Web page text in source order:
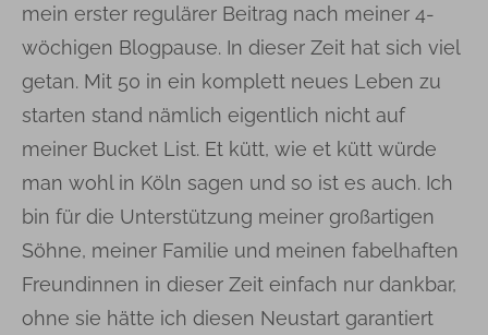
mein erster regulärer Beitrag nach meiner 4-
wöchigen Blogpause. In dieser Zeit hat sich viel
getan. Mit 50 in ein komplett neues Leben zu
starten stand nämlich eigentlich nicht auf
meiner Bucket List. Et kütt, wie et kütt würde
man wohl in Köln sagen und so ist es auch. Ich
bin für die Unterstützung meiner großartigen
Söhne, meiner Familie und meinen fabelhaften
Freundinnen in dieser Zeit einfach nur dankbar,
ohne sie hätte ich diesen Neustart garantiert